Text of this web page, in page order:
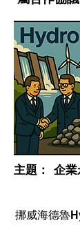
​主題： 企
挪威海德魯